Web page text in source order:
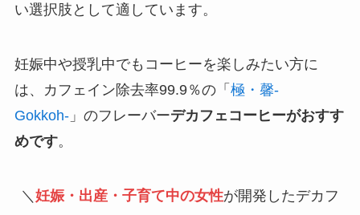
い選択肢として適しています。
妊娠中や授乳中でもコーヒーを楽しみたい方に
は、カフェイン除去率99.9％の「 極・馨-
Gokkoh-」のフレーバーデカフェコーヒーがおすす
めです。
＼ 妊娠・出産・子育て中の女性が開発したデカフ